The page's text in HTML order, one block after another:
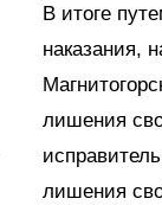
В итоге
наказания,
лишения
лишения